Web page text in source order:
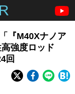
『M40Xナノア
強度ロッド
回